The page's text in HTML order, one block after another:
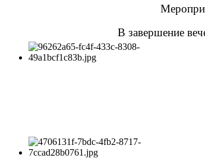
В завершение